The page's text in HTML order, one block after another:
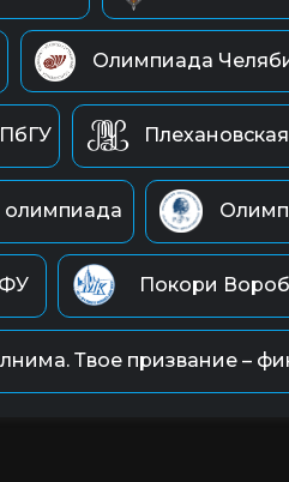
Покори
олимпиада
Твое призвание –
Олимпиада